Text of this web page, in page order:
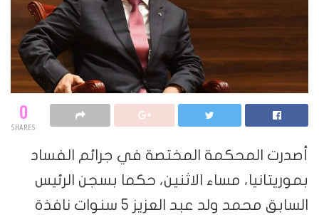
0
SHARES
أصدرت المحكمة المختصة في جرائم الفساد
بموريتانيا، مساء الاثنين، حكما بسجن الرئيس
السابق محمد ولد عبد العزيز 5 سنوات نافذة